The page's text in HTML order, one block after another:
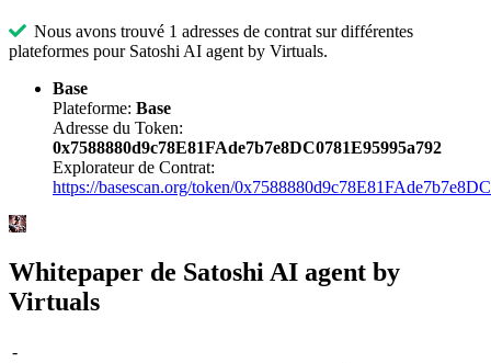
Nous avons trouvé 1 adresses de contrat sur différentes
plateformes pour Satoshi AI agent by Virtuals.
Base
Plateforme: Base
Adresse du Token:
0x7588880d9c78E81FAde7b7e8DC0781E95995a792
Explorateur de Contrat:
https://basescan.org/token/
Whitepaper de Satoshi AI agent by
Virtuals
-